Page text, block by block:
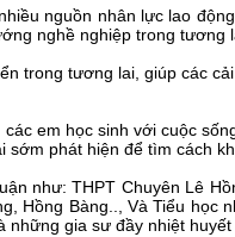
nguồn nhân lực lao
nghề nghiệp trong
trong tương lai, giúp các
em học sinh với cuộc
phát hiện để tìm cách
như: THPT Chuyên Lê
Bàng.., Và Tiểu học
gia sư đầy nhiệt